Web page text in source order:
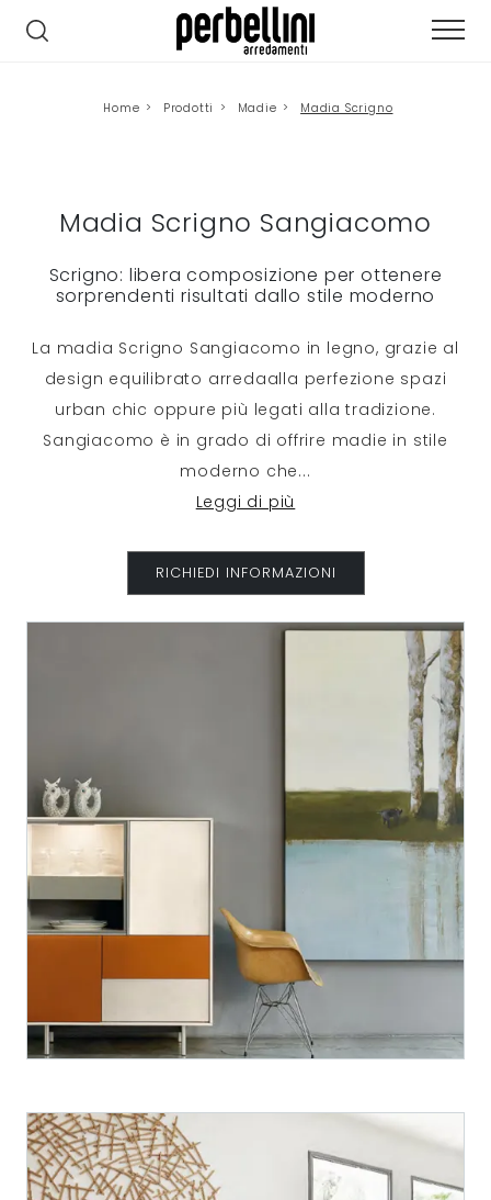
Home > Prodotti > Madie > Madia Scrigno
Madia Scrigno Sangiacomo
Scrigno: libera composizione per ottenere
sorprendenti risultati dallo stile moderno
La madia Scrigno Sangiacomo in legno, grazie al
design equilibrato arredaalla perfezione spazi
urban chic oppure più legati alla tradizione.
Sangiacomo è in grado di offrire madie in stile
moderno che...
Leggi di più
RICHIEDI INFORMAZIONI